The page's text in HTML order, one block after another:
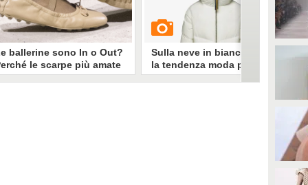
slingback e aperti sul
a quelle in pelle metallic
argento e oro, ecco le scarpe più
trendy del 2024
ballerine sono In o Out?
le scarpe più amate
odiate di sempre sono
15179 Stile e trend
Sulla neve in bianco e nero,
la tendenza moda per la
montagna